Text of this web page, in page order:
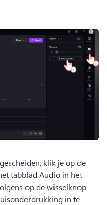
klik je op de
tabblad Audio in het
op de wisselknop
in te